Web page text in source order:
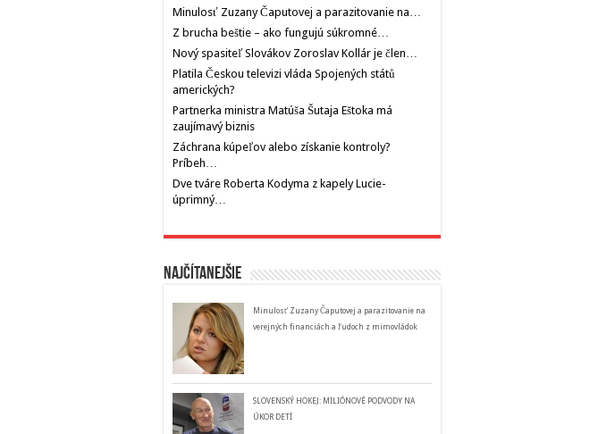
Minulosť Zuzany Čaputovej a parazitovanie na…
Z brucha beštie – ako fungujú súkromné…
Nový spasiteľ Slovákov Zoroslav Kollár je člen…
Platila Českou televizi vláda Spojených států
amerických?
Partnerka ministra Matúša Šutaja Eštoka má
zaujímavý biznis
Záchrana kúpeľov alebo získanie kontroly?
Príbeh…
Dve tváre Roberta Kodyma z kapely Lucie-
úprimný…
Najčítanejšie
Minulosť Zuzany Čaputovej a parazitovanie na
verejných financiách a ľudoch z mimovládok
SLOVENSKÝ HOKEJ: MILIÓNOVÉ PODVODY NA
ÚKOR DETÍ